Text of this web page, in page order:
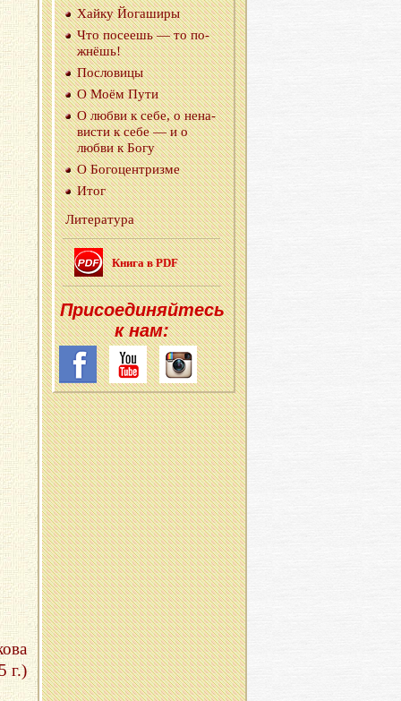
г.)
Хайку Йо­га­ши­ры
Что по­се­ешь — то по­
жнёшь!
По­сло­ви­цы
О Моём Пути
О любви к себе, о нена­
ви­сти к себе — и о
любви к Богу
О Бо­го­цен­триз­ме
Итог
Ли­те­ра­ту­ра
Книга в PDF
При­со­еди­няй­тесь
к нам: